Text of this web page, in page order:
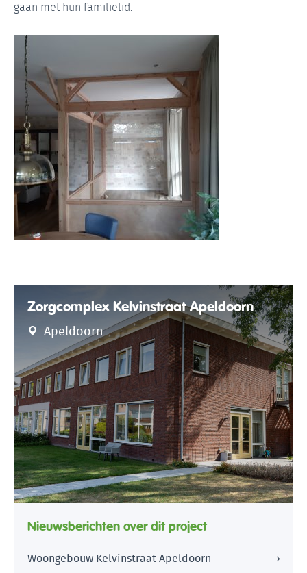
gaan met hun familielid.
Zorgcomplex Kelvinstraat Apeldoorn
Apeldoorn
Nieuwsberichten over dit project
Woongebouw Kelvinstraat Apeldoorn